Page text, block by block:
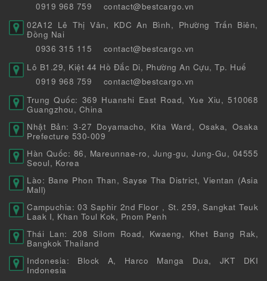
0919 968 759
contact@bestcargo.vn
02A12 Lê Thị Vân, KDC An Bình, Phường Trấn Biên,
Đồng Nai
0936 315 115
contact@bestcargo.vn
Lô B1.29, Kiệt 44 Hồ Đắc Di, Phường An Cựu, Tp. Huế
0919 968 759
contact@bestcargo.vn
Trung Quốc: 369 Huanshi East Road, Yue Xiu, 510068
Guangzhou, China
Nhật Bản: 3-27 Doyamacho, Kita Ward, Osaka, Osaka
Prefecture 530-009
Hàn Quốc: 86, Mareunnae-ro, Jung-gu, Jung-Gu, 04555
Seoul, Korea
Lào: Bane Phon Than, Sayse Tha District, Vientan (Asia
Mall)
Campuchia: 03 Saphir 2nd Floor , St. 259, Sangkat Teuk
Laak I, Khan Toul Kok, Pnom Penh
Thái Lan: 208 Silom Road, Kwaeng, Khet Bang Rak,
Bangkok Thailand
Indonesia: Block A, Harco Manga Dua, JKT DKI
Indonesia